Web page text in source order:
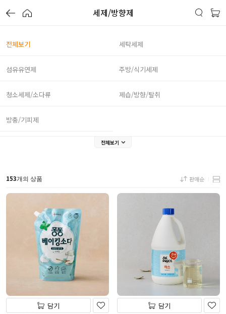
세제/방향제
전체보기 세탁세제
섬유유연제 주방/식기세제
청소세제/소다류 제습/방향/탈취
방충/기피제
전체보기
153개의 상품 판매순
담기 담기